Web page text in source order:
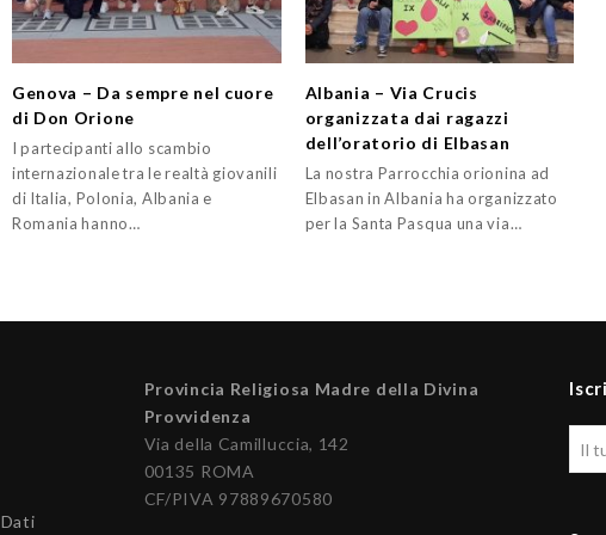
Genova – Da sempre nel cuore
di Don Orione
I partecipanti allo scambio
internazionale tra le realtà giovanili
di Italia, Polonia, Albania e
Romania hanno…
Albania – Via Crucis
organizzata dai ragazzi
dell’oratorio di Elbasan
La nostra Parrocchia orionina ad
Elbasan in Albania ha organizzato
per la Santa Pasqua una via…
Provincia Religiosa Madre della Divina
Provvidenza
Via della Camilluccia, 142
00135 ROMA
CF/PIVA 97889670580